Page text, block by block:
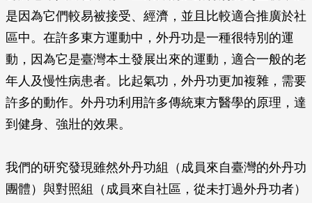
是因為它們較易被接受、經濟，並且比較適合推廣於社
區中。在許多東方運動中，外丹功是一種很特別的運
動，因為它是臺灣本土發展出來的運動，適合一般的老
年人及慢性病患者。比起氣功，外丹功更加複雜，需要
許多的動作。外丹功利用許多傳統東方醫學的原理，達
到健身、強壯的效果。
我們的研究發現雖然外丹功組（成員來自臺灣的外丹功
團體）與對照組（成員來自社區，從未打過外丹功者）